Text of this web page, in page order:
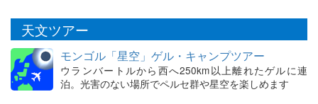
天文ツアー
モンゴル「星空」ゲル・キャンプツアー
ウランバートルから西へ250km以上離れたゲルに連
泊。光害のない場所でペルセ群や星空を楽しめます